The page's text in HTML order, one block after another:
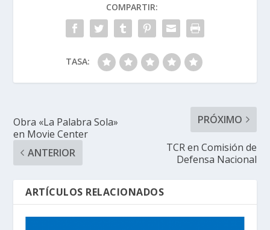
COMPARTIR:
TASA:
Obra «La Palabra Sola»
en Movie Center
ANTERIOR
PRÓXIMO
TCR en Comisión de
Defensa Nacional
ARTÍCULOS RELACIONADOS